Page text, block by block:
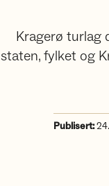
Kragerø turlag
staten, fylket og
Publisert: